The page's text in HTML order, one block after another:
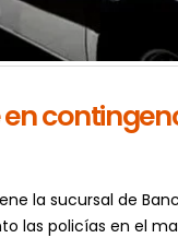
en
la sucursal de
las policías en el